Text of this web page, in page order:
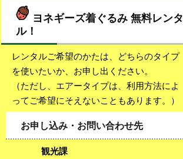
ヨネギーズ着ぐるみ 無料レンタ
ル！
レンタルご希望のかたは、どちらのタイプ
を使いたいか、お申し出ください。
（ただし、エアータイプは、利用方法によ
ってご希望にそえないこともあります。）
お申し込み・お問い合わせ先
観光課